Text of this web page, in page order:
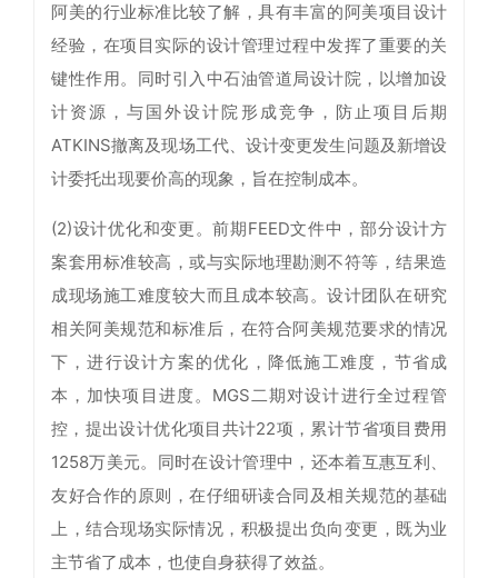
阿美的行业标准比较了解，具有丰富的阿美项目设计
经验，在项目实际的设计管理过程中发挥了重要的关
键性作用。同时引入中石油管道局设计院，以增加设
计资源，与国外设计院形成竞争，防止项目后期
ATKINS撤离及现场工代、设计变更发生问题及新增设
计委托出现要价高的现象，旨在控制成本。
(2)设计优化和变更。前期FEED文件中，部分设计方
案套用标准较高，或与实际地理勘测不符等，结果造
成现场施工难度较大而且成本较高。设计团队在研究
相关阿美规范和标准后，在符合阿美规范要求的情况
下，进行设计方案的优化，降低施工难度，节省成
本，加快项目进度。MGS二期对设计进行全过程管
控，提出设计优化项目共计22项，累计节省项目费用
1258万美元。同时在设计管理中，还本着互惠互利、
友好合作的原则，在仔细研读合同及相关规范的基础
上，结合现场实际情况，积极提出负向变更，既为业
主节省了成本，也使自身获得了效益。